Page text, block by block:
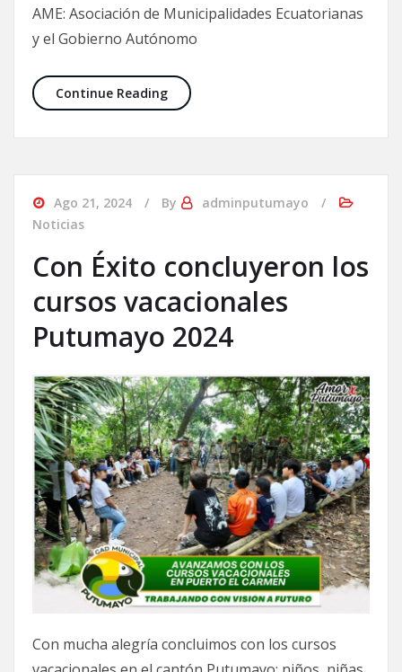
AME: Asociación de Municipalidades Ecuatorianas
y el Gobierno Autónomo
Continue Reading
Ago 21, 2024 By
adminputumayo
Noticias
Con Éxito concluyeron los
cursos vacacionales
Putumayo 2024
Con mucha alegría concluimos con los cursos